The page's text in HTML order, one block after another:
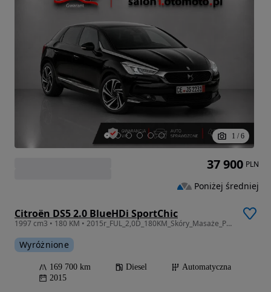
1 / 6
Citroën DS5 2.0 BlueHDi SportChic
1997 cm3 • 180 KM • 2015r_FUL_2,0D_180KM_Skóry_Masaże_Panorama_Nawi_Kamera_Gwarancja_12m.
Wyróżnione
169 700 km Diesel
Automatyczna
2015
37 900 PLN
Poniżej średniej